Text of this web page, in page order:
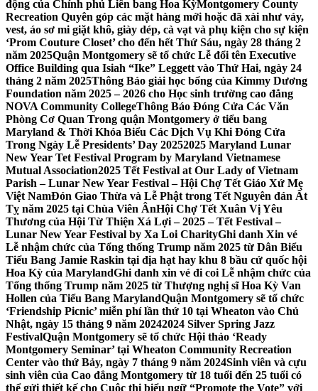
động của Chính phủ Liên bang Hoa KỳMontgomery County
Recreation Quyên góp các mặt hàng mới hoặc đã xài như váy,
vest, áo sơ mi giặt khô, giày dép, cà vạt và phụ kiện cho sự kiện
‘Prom Couture Closet’ cho đến hết Thứ Sáu, ngày 28 tháng 2
năm 2025Quận Montgomery sẽ tổ chức Lễ đổi tên Executive
Office Building qua Isiah “Ike” Leggett vào Thứ Hai, ngày 24
tháng 2 năm 2025Thông Báo giải học bổng của Kimmy Dương
Foundation năm 2025 – 2026 cho Học sinh trường cao đẳng
NOVA Community CollegeThông Báo Đóng Cửa Các Văn
Phòng Cơ Quan Trong quận Montgomery ở tiểu bang
Maryland & Thời Khóa Biểu Các Dịch Vụ Khi Đóng Cửa
Trong Ngày Lễ Presidents’ Day 20252025 Maryland Lunar
New Year Tet Festival Program by Maryland Vietnamese
Mutual Association2025 Tết Festival at Our Lady of Vietnam
Parish – Lunar New Year Festival – Hội Chợ Tết Giáo Xứ Mẹ
Việt NamĐón Giao Thừa và Lễ Phật trong Tết Nguyên đán Ất
Tỵ năm 2025 tại Chùa Viên ÂnHội Chợ Tết Xuân Vị Yêu
Thương của Hội Từ Thiện Xá Lợi – 2025 – Tết Festival –
Lunar New Year Festival by Xa Loi CharityGhi danh Xin vé
Lễ nhậm chức của Tổng thống Trump năm 2025 từ Dân Biểu
Tiểu Bang Jamie Raskin tại địa hạt hay khu 8 bầu cử quốc hội
Hoa Kỳ của MarylandGhi danh xin vé đi coi Lễ nhậm chức của
Tổng thống Trump năm 2025 từ Thượng nghị sĩ Hoa Kỳ Van
Hollen của Tiểu Bang MarylandQuận Montgomery sẽ tổ chức
‘Friendship Picnic’ miễn phí lần thứ 10 tại Wheaton vào Chủ
Nhật, ngày 15 tháng 9 năm 20242024 Silver Spring Jazz
FestivalQuận Montgomery sẽ tổ chức Hội thảo ‘Ready
Montgomery Seminar’ tại Wheaton Community Recreation
Center vào thứ Bảy, ngày 7 tháng 9 năm 2024Sinh viên và cựu
sinh viên của Cao đẳng Montgomery từ 18 tuổi đến 25 tuổi có
thể gửi thiết kế cho Cuộc thi biểu ngữ “Promote the Vote” với